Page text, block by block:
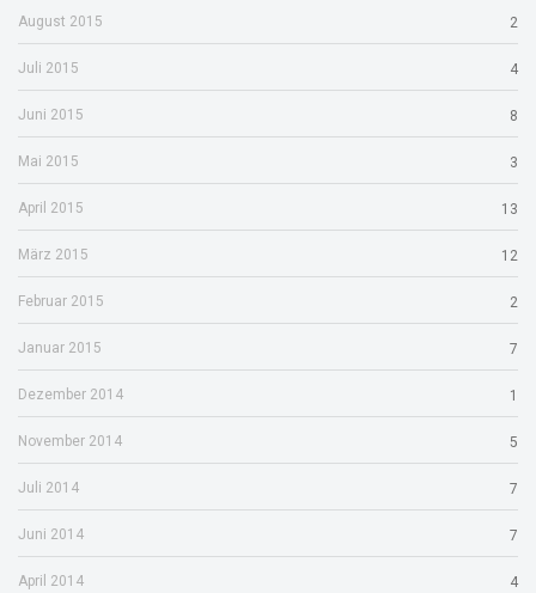
August 2015 2
Juli 2015 4
Juni 2015 8
Mai 2015 3
April 2015 13
März 2015 12
Februar 2015 2
Januar 2015 7
Dezember 2014 1
November 2014 5
Juli 2014 7
Juni 2014 7
April 2014 4